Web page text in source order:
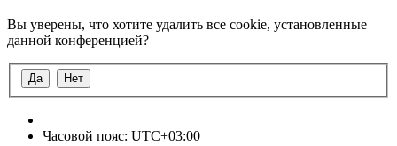
Вы уверены, что хотите удалить все cookie, установленные
данной конференцией?
Часовой пояс: UTC+03:00